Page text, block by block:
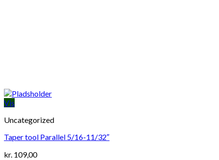
Vis
Uncategorized
Taper tool Parallel 5/16-11/32″
kr. 109,00